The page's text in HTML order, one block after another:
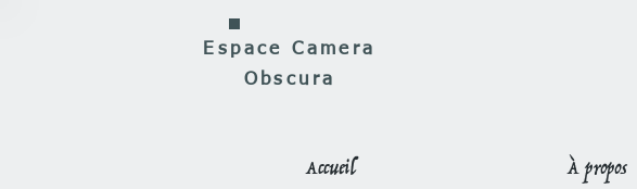
Espace Camera
Obscura
Accueil À propos